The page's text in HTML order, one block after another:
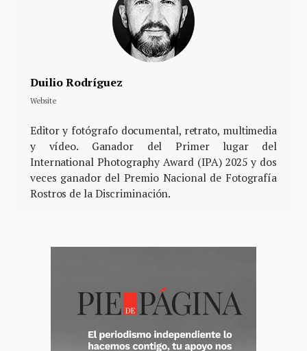
Duilio Rodríguez
Website
Editor y fotógrafo documental, retrato, multimedia
y vídeo. Ganador del Primer lugar del
International Photography Award (IPA) 2025 y dos
veces ganador del Premio Nacional de Fotografía
Rostros de la Discriminación.